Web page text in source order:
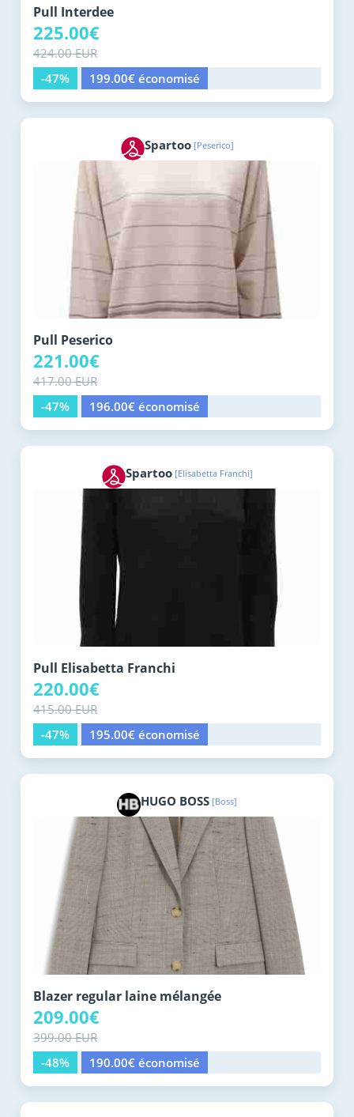
Pull Interdee
225.00€
424.00 EUR
-47%
199.00€ économisé
Spartoo [Peserico]
Pull Peserico
221.00€
417.00 EUR
-47%
196.00€ économisé
Spartoo [Elisabetta Franchi]
Pull Elisabetta Franchi
220.00€
415.00 EUR
-47%
195.00€ économisé
HUGO BOSS [Boss]
Blazer regular laine mélangée
209.00€
399.00 EUR
-48%
190.00€ économisé